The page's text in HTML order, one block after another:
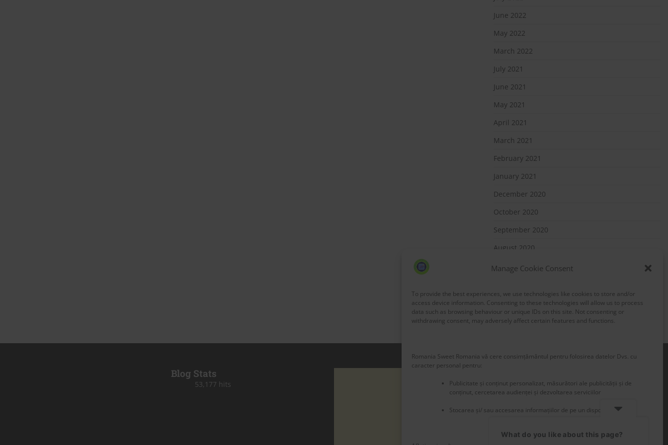
Manage Cookie Consent
To provide the best experiences, we use technologies like cookies to store and/or
access device information. Consenting to these technologies will allow us to process
data such as browsing behaviour or unique IDs on this site. Not consenting or
withdrawing consent, may adversely affect certain features and functions.
Romania Sweet Romania vă cere consimțământul pentru folosirea datelor Dvs. cu
caracter personal pentru:
Publicitate și conținut personalizat, măsurători ale publicității și de
conținut, cercetarea audienței și dezvoltarea serviciilor
Stocarea și/ sau accesarea informațiilor de pe un dispozitiv
June 2022
May 2022
March 2022
July 2021
June 2021
May 2021
April 2021
March 2021
February 2021
January 2021
December 2020
October 2020
September 2020
August 2020
July 2020
March 2020
Blog Stats
53,177 hits
What do you like about this page?